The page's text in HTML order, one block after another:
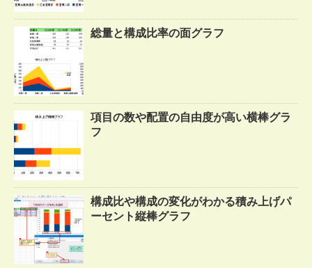
総量と構成比率の面グラフ
項目の数や配置の自由度が高い横棒グラ
フ
構成比や構成の変化がわかる積み上げパ
ーセント縦棒グラフ